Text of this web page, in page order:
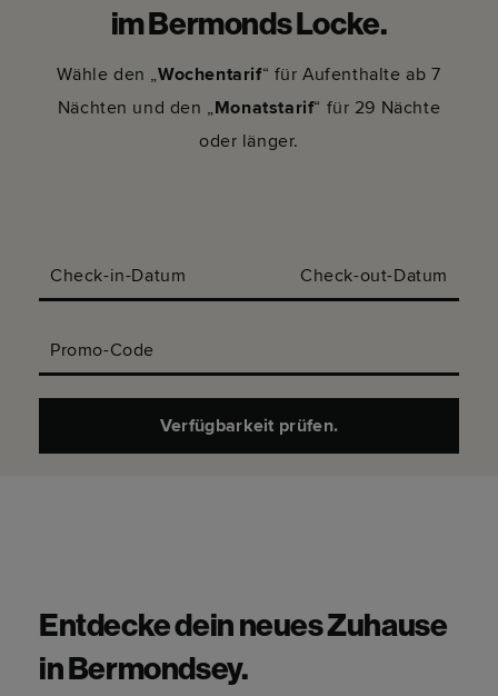
im Bermonds Locke.
Wähle den „Wochentarif“ für Aufenthalte ab 7
Nächten und den „Monatstarif“ für 29 Nächte
oder länger.
Check-in-Datum Check-out-Datum
Promo-Code
Verfügbarkeit prüfen.
Entdecke dein neues Zuhause
in Bermondsey.